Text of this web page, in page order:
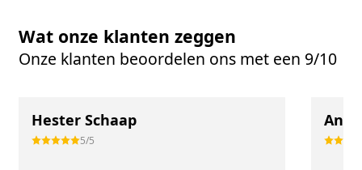
Wat onze klanten zeggen
Onze klanten beoordelen ons met een 9/10
Hester Schaap
5/5